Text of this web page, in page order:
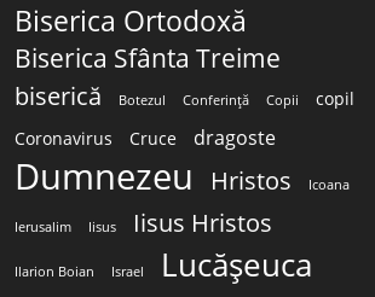
Biserica Ortodoxă
Biserica Sfânta Treime
biserică Botezul Conferință Copii
copil
Coronavirus
Cruce dragoste
Dumnezeu Hristos Icoana
Ierusalim Iisus Iisus Hristos
Ilarion Boian Israel Lucășeuca